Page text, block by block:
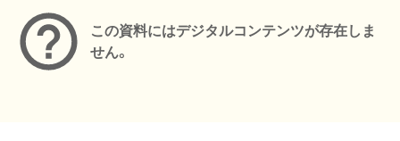
この資料にはデジタルコンテンツが存在しま
せん。